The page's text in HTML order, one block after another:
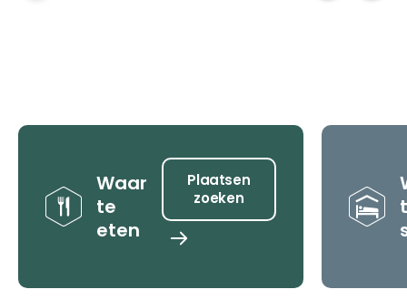
Tips
Waar
te
eten
Plaatsen
zoeken
Plaatsen